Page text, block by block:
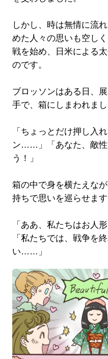
しかし、時は無情に流
めた人々の思いも空し
戦を始め、日米による
のです。
ブロッソンはある日、
手で、箱にしまわれまし
「ちょっとだけ押し入
ン……」「あなた、敵性
う！」
箱の中で身を横たえな
持ちで思いを巡らせます
「ああ、私たちはお人
「私たちでは、戦争を
い……」